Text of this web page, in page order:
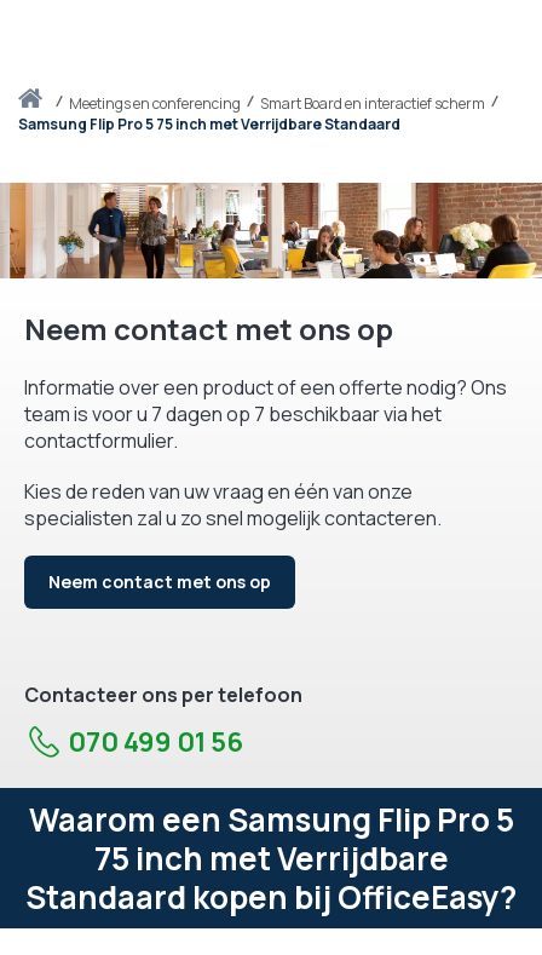
Thuismeetings en conferencing
Smart Board en interactief scherm
Samsung Flip Pro 5 75 inch met Verrijdbare Standaard
Neem contact met ons op
Informatie over een product of een offerte nodig? Ons
team is voor u 7 dagen op 7 beschikbaar via het
contactformulier.
Kies de reden van uw vraag en één van onze
specialisten zal u zo snel mogelijk contacteren.
Neem contact met ons op
Contacteer ons per telefoon
070 499 01 56
Waarom een Samsung Flip Pro 5
75 inch met Verrijdbare
Standaard kopen bij OfficeEasy?